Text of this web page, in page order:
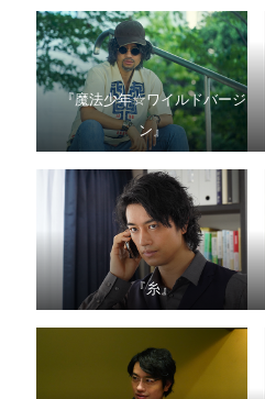
『魔法少年☆ワイルドバージ
ン』
『糸』